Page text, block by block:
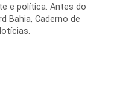
e política. Antes do
Bahia, Caderno de